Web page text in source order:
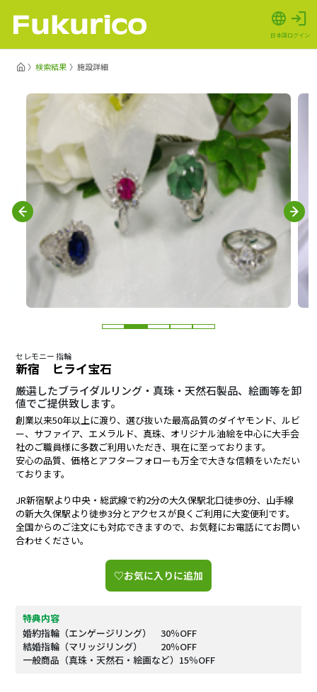
日本語ログイン
検索結果 施設詳細
セレモニー 指輪
新宿 ヒライ宝石
厳選したブライダルリング・真珠・天然石製品、絵画等を卸
値でご提供致します。
創業以来50年以上に渡り、選び抜いた最高品質のダイヤモンド、ルビ
ー、サファイア、エメラルド、真珠、オリジナル油絵を中心に大手会
社のご職員様に多数ご利用いただき、現在に至っております。
安心の品質、価格とアフターフォローも万全で大きな信頼をいただい
ております。
JR新宿駅より中央・総武線で約2分の大久保駅北口徒歩0分、山手線
の新大久保駅より徒歩3分とアクセスが良くご利用に大変便利です。
全国からのご注文にも対応できますので、お気軽にお電話にてお問い
合わせください。
♡お気に入りに追加
特典内容
婚約指輪（エンゲージリング） 30％OFF
結婚指輪（マリッジリング） 20％OFF
一般商品（真珠・天然石・絵画など）15％OFF